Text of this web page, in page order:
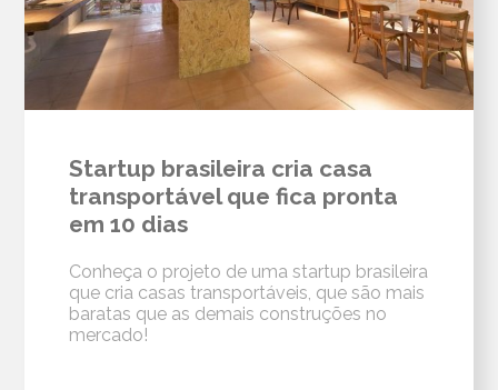
Startup brasileira cria casa
transportável que fica pronta
em 10 dias
Conheça o projeto de uma startup brasileira
que cria casas transportáveis, que são mais
baratas que as demais construções no
mercado!